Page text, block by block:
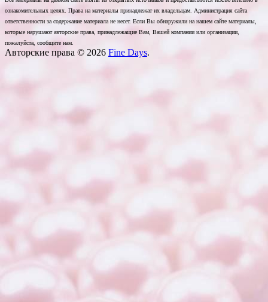
ознакомительных целях. Права на материалы принадлежат их владельцам. Администрация сайта
ответственности за содержание материала не несет. Если Вы обнаружили на нашем сайте материалы,
которые нарушают авторские права, принадлежащие Вам, Вашей компании или организации,
пожалуйста, сообщите нам.
Авторские права © 2026 Fine Days.